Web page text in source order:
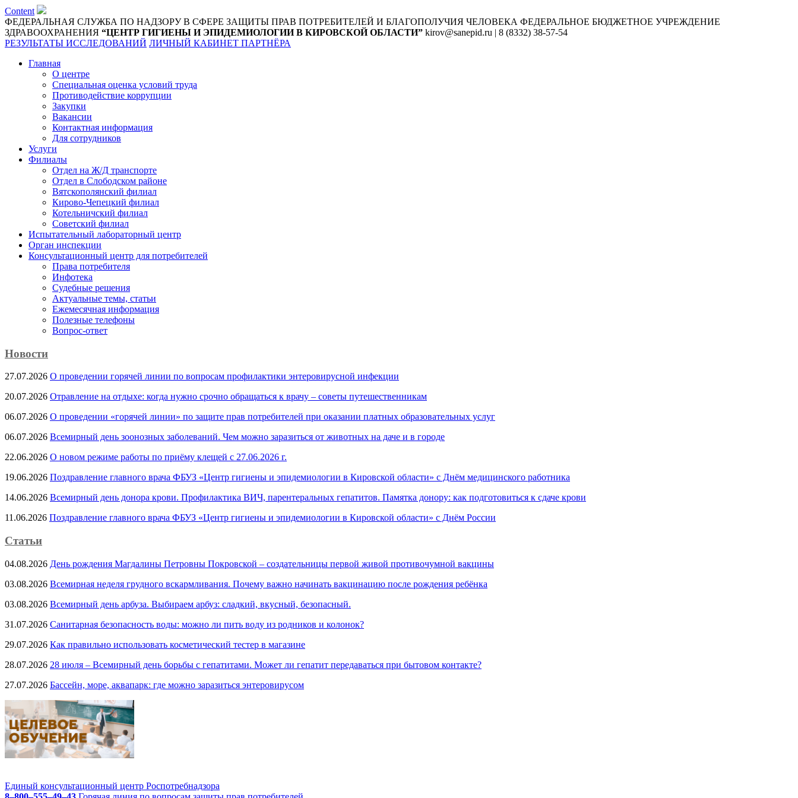
Content
ФЕДЕРАЛЬНАЯ СЛУЖБА ПО НАДЗОРУ В СФЕРЕ ЗАЩИТЫ ПРАВ ПОТРЕБИТЕЛЕЙ И БЛАГОПОЛУЧИЯ ЧЕЛОВЕКА ФЕДЕРАЛЬНОЕ БЮДЖЕТНОЕ УЧРЕЖДЕНИЕ
ЗДРАВООХРАНЕНИЯ “ЦЕНТР ГИГИЕНЫ И ЭПИДЕМИОЛОГИИ В КИРОВСКОЙ ОБЛАСТИ” kirov@sanepid.ru | 8 (8332) 38-57-54
РЕЗУЛЬТАТЫ ИССЛЕДОВАНИЙ ЛИЧНЫЙ КАБИНЕТ ПАРТНЁРА
Главная
О центре
Специальная оценка условий труда
Противодействие коррупции
Закупки
Вакансии
Контактная информация
Для сотрудников
Услуги
Филиалы
Отдел на Ж/Д транспорте
Отдел в Слободском районе
Вятскополянский филиал
Кирово-Чепецкий филиал
Котельничский филиал
Советский филиал
Испытательный лабораторный центр
Орган инспекции
Консультационный центр для потребителей
Права потребителя
Инфотека
Судебные решения
Актуальные темы, cтатьи
Ежемесячная информация
Полезные телефоны
Вопрос-ответ
Новости
27.07.2026 О проведении горячей линии по вопросам профилактики энтеровирусной инфекции
20.07.2026 Отравление на отдыхе: когда нужно срочно обращаться к врачу – советы путешественникам
06.07.2026 О проведении «горячей линии» по защите прав потребителей при оказании платных образовательных услуг
06.07.2026 Всемирный день зоонозных заболеваний. Чем можно заразиться от животных на даче и в городе
22.06.2026 О новом режиме работы по приёму клещей с 27.06.2026 г.
19.06.2026 Поздравление главного врача ФБУЗ «Центр гигиены и эпидемиологии в Кировской области» с Днём медицинского работника
14.06.2026 Всемирный день донора крови. Профилактика ВИЧ, парентеральных гепатитов. Памятка донору: как подготовиться к сдаче крови
11.06.2026 Поздравление главного врача ФБУЗ «Центр гигиены и эпидемиологии в Кировской области» с Днём России
Статьи
04.08.2026 День рождения Магдалины Петровны Покровской – создательницы первой живой противочумной вакцины
03.08.2026 Всемирная неделя грудного вскармливания. Почему важно начинать вакцинацию после рождения ребёнка
03.08.2026 Всемирный день арбуза. Выбираем арбуз: сладкий, вкусный, безопасный.
31.07.2026 Санитарная безопасность воды: можно ли пить воду из родников и колонок?
29.07.2026 Как правильно использовать косметический тестер в магазине
28.07.2026 28 июля – Всемирный день борьбы с гепатитами. Может ли гепатит передаваться при бытовом контакте?
27.07.2026 Бассейн, море, аквапарк: где можно заразиться энтеровирусом
Единый консультационный центр Роспотребнадзора